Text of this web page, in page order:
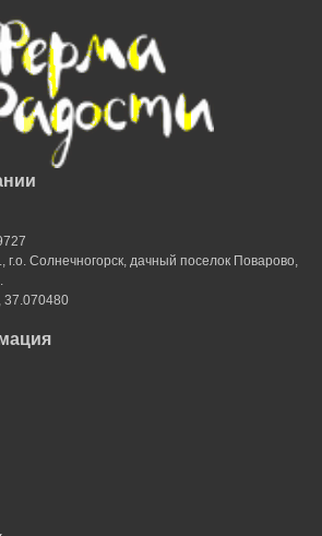
г.о. Солнечногорск, дачный поселок Поварово,
37.070480